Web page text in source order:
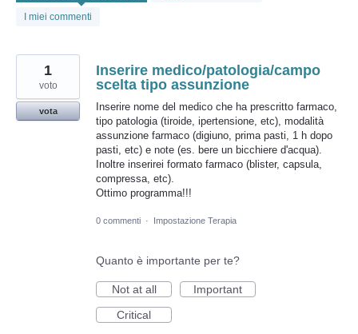
I miei commenti
Inserire medico/patologia/campo
scelta tipo assunzione
Inserire nome del medico che ha prescritto farmaco,
tipo patologia (tiroide, ipertensione, etc), modalità
assunzione farmaco (digiuno, prima pasti, 1 h dopo
pasti, etc) e note (es. bere un bicchiere d'acqua).
Inoltre inserirei formato farmaco (blister, capsula,
compressa, etc).
Ottimo programma!!!
1
voto
vota
0 commenti · Impostazione Terapia
Quanto è importante per te?
Not at all
Important
Critical